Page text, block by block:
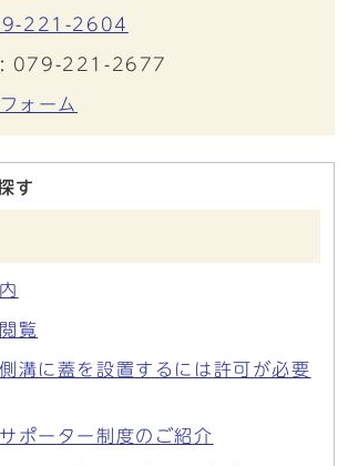
221-2604
: 079-221-2677
ォーム
す
覧
溝に蓋を設置するには許可が必要
ポーター制度のご紹介